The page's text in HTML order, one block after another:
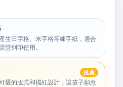
生田字格、米字格等練字紙，適合
堂列印使用。
推薦
愛的版式和描紅設計，讓孩子願意